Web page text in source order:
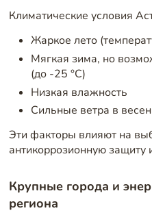
Климатические условия
Жаркое лето
Мягкая зима, но
(до -25 °C)
Низкая влажность
Сильные ветра в
Эти факторы влияют на
антикоррозионную защиту
Крупные города и
региона